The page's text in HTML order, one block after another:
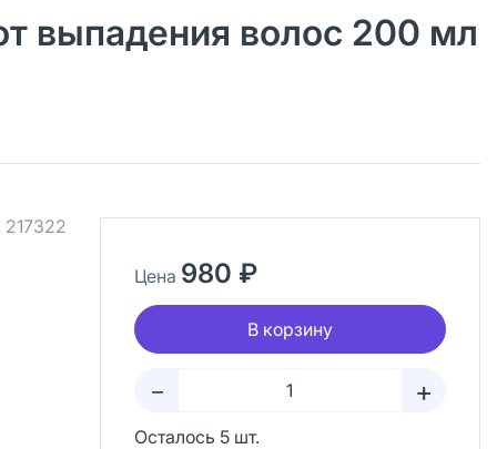
выпадения волос 200 мл
217322
Цена 980 ₽
В корзину
– +
Осталось 5 шт.